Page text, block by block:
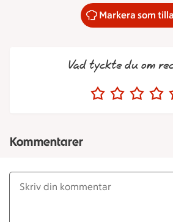
Markera som
Vad tyckte du om
Kommentarer